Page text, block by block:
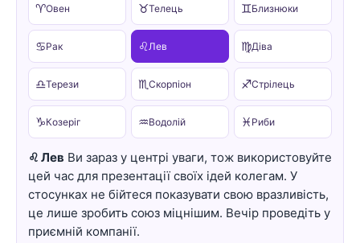
♈Овен ♉Телець ♊Близнюки
♋Рак ♌ Лев ♍Діва
♎Терези ♏Скорпіон ♐Стрілець
♑Козеріг ♒Водолій ♓ Риби
♌ Лев Ви зараз у центрі уваги, тож використовуйте
цей час для презентації своїх ідей колегам. У
стосунках не бійтеся показувати свою вразливість,
це лише зробить союз міцнішим. Вечір проведіть у
приємній компанії.